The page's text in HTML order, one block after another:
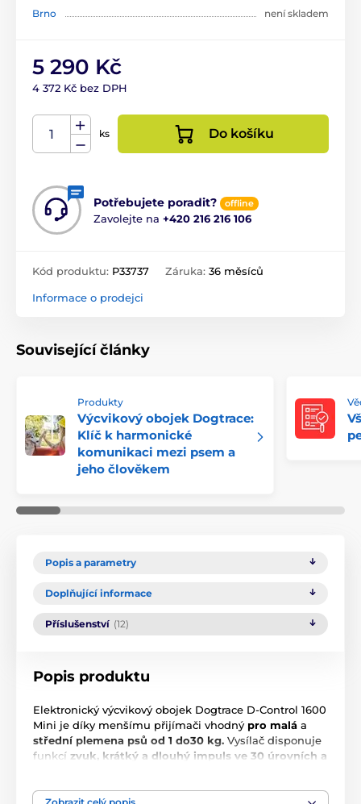
Brno
není skladem
5 290 Kč
4 372 Kč bez DPH
ks Do košíku
Potřebujete poradit? offline
Zavolejte na +420 216 216 106
Kód produktu: P33737 Záruka: 36 měsíců
Informace o prodejci
Související články
Produkty
Výcvikový obojek Dogtrace:
Klíč k harmonické
komunikaci mezi psem a
jeho člověkem
Popis a parametry
Doplňující informace
Příslušenství (12)
Popis produktu
Elektronický výcvikový obojek Dogtrace D-Control 1600
Mini je díky menšímu přijímači vhodný pro malá a
střední plemena psů od 1 do30 kg. Vysílač disponuje
funkcí zvuk, krátký a dlouhý impuls ve 30 úrovních a